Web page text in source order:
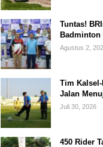
Tuntas!
Badminton
14
Agustus 2,
Tim
Jalan
XXII/
Juli 30, 2026
450 Rider